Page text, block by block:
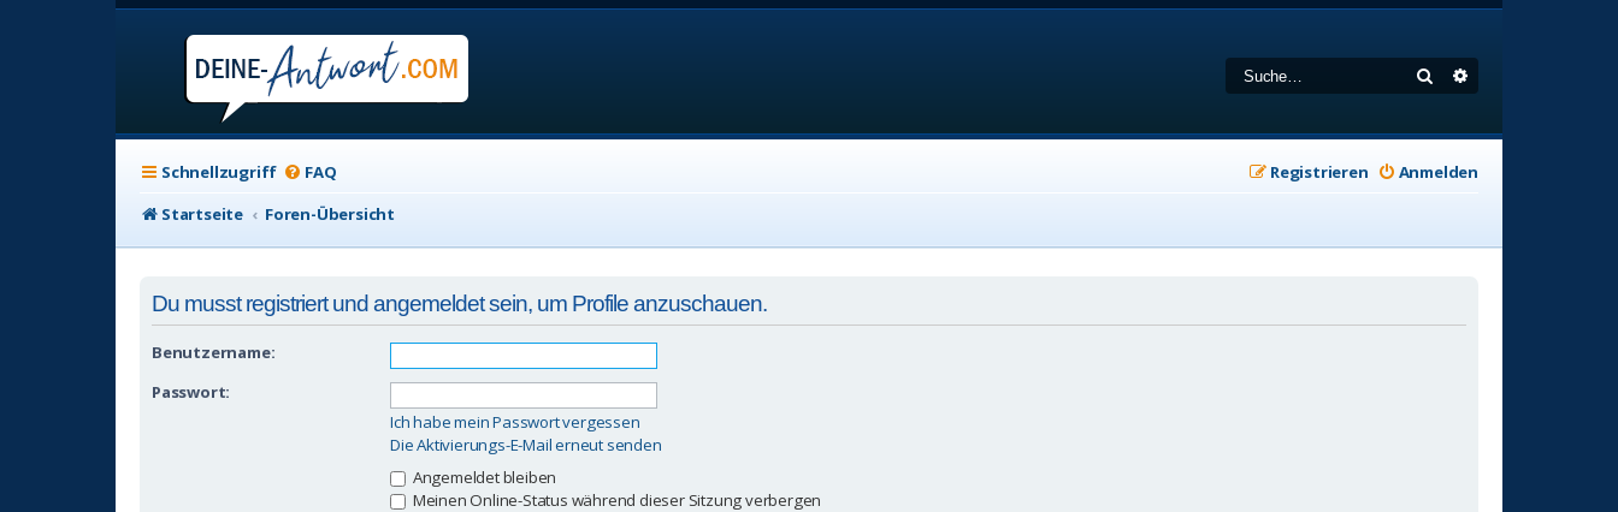
Suche
Schnellzugriff FAQ Anmelden
Registrieren
Startseite
Foren-Übersicht
Du musst registriert und angemeldet sein, um Profile anzuschauen.
Benutzername:
Passwort:
Ich habe mein Passwort vergessen
Die Aktivierungs-E-Mail erneut senden
Angemeldet bleiben
Meinen Online-Status während dieser Sitzung verbergen